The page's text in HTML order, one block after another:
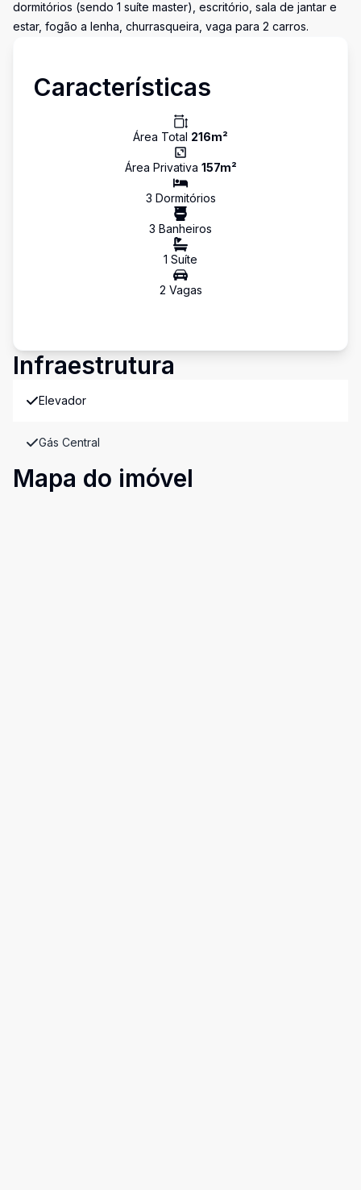
dormitórios (sendo 1 suíte master), escritório, sala de jantar e
estar, fogão a lenha, churrasqueira, vaga para 2 carros.
Características
Área Total 216m²
Área Privativa 157m²
3 Dormitórios
3 Banheiros
1 Suíte
2 Vagas
Infraestrutura
Elevador
Gás Central
Mapa do imóvel